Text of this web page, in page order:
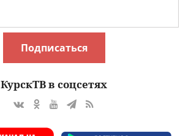
Подписаться
КурскТВ в соцсетях